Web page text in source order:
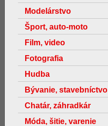
Modelárstvo
Šport, auto-moto
Film, video
Fotografia
Hudba
Bývanie, stavebníctvo
Chatár, záhradkár
Móda, šitie, varenie